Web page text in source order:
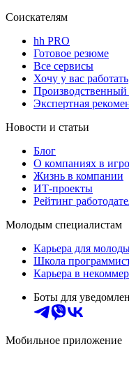
Соискателям
hh PRO
Готовое резюме
Все сервисы
Хочу у вас работать
Производственный
Экспертная
Новости и статьи
Блог
О компаниях в
Жизнь в компании
ИТ-проекты
Рейтинг
Молодым специалистам
Карьера для
Школа
Карьера в
Боты для
Мобильное приложение